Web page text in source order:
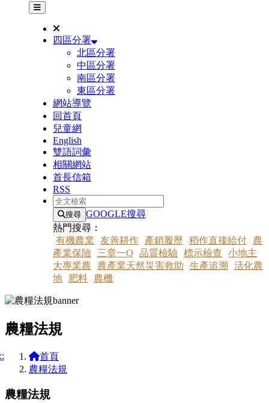
其他網站選單
四區分署
北區分署
中區分署
南區分署
東區分署
網站導覽
回首頁
兒童網
English
雙語詞彙
相關網站
首長信箱
RSS
全文檢索
搜尋 GOOGLE搜尋
熱門搜尋：
有機農業
友善耕作 產銷履歷 稻作直接給付
農
產業保險
三章一Q 品質檢驗 標示檢查
小地主
大專業農
農產業天然災害救助 生產追溯
活化農
地
肥料 農機
農糧法規
首頁
農糧法規
農糧法規